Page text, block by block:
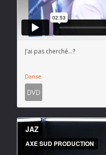
J’ai pas cherché…?
Danse